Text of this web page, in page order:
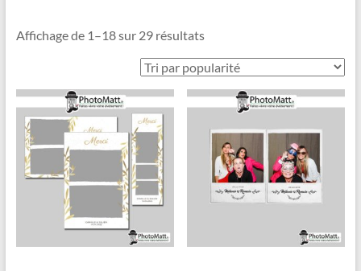
Affichage de 1–18 sur 29 résultatsTrié
popularité